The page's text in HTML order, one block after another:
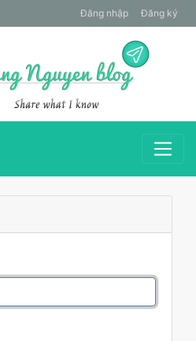
Đăng nhập Đăng ký